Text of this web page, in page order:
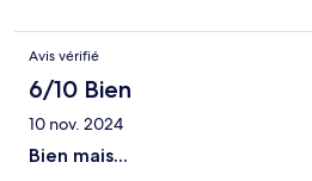
Avis vérifié
6/10 Bien
10 nov. 2024
Bien mais...